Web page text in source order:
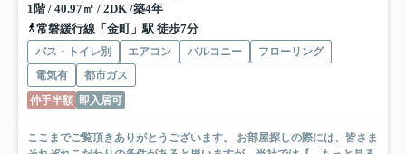
1階 / 40.97㎡ / 2DK /築4年
常磐緩行線「金町」駅 徒歩7分
バス・トイレ別 エアコン バルコニー
フローリング
電気有
都市ガス
仲手半額 即入居可
ここまでご覧頂きありがとうございます。 お部屋探しの際には、皆さま